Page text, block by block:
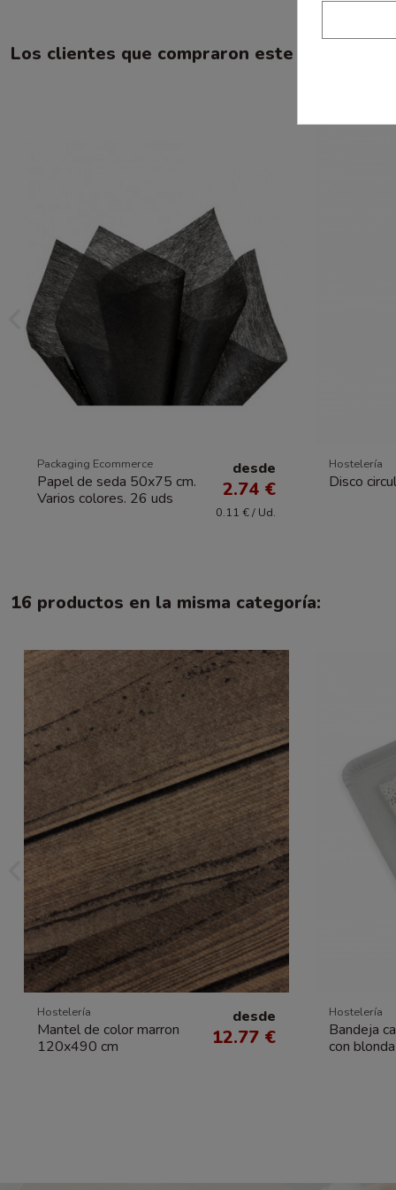
Los clientes que compraron este producto
Packaging Ecommerce
Papel de seda 50x75 cm.
Varios colores. 26 uds
desde
2.74 €
0.11 € / Ud.
Hostelería
Disco
16 productos en la misma categoría:
Hostelería
Mantel de color marron
120x490 cm
desde
12.77 €
Hostelería
Bandeja
con